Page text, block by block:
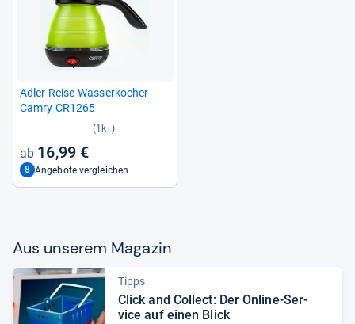
Adler Reise-​Was­ser­ko­cher
Camry CR1265
(1k+)
16,99 €
8 Angebote vergleichen
Aus unse­rem Maga­zin
Tipps
Click and Col­lect: Der Online-​Ser­
vice auf einen Blick